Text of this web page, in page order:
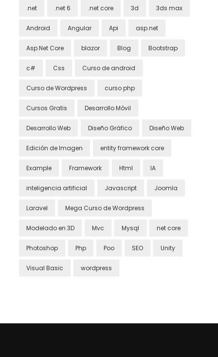
.net .net 6 .net core 3d 3ds max
Android Angular Api asp.net
Asp.Net Core blazor Blog Bootstrap
c# Css Curso de android
Curso de Wordpress curso php
Cursos Gratis Desarrollo Móvil
Desarrollo Web Diseño Gráfico Diseño Web
Edición de Imagen entity framework core
Example Framework Html IA
inteligencia artificial Javascript Joomla
Laravel Mega Curso de Wordpress
Modelado en 3D Mvc Mysql net core
Photoshop Php Poo SEO Unity
Visual Basic wordpress